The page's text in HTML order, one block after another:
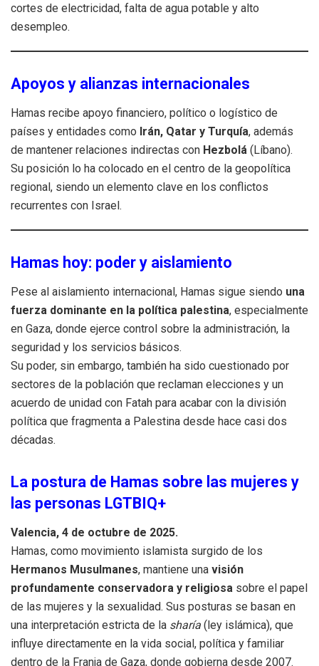
cortes de electricidad, falta de agua potable y alto
desempleo.
Apoyos y alianzas internacionales
Hamas recibe apoyo financiero, político o logístico de
países y entidades como Irán, Qatar y Turquía, además
de mantener relaciones indirectas con Hezbolá (Líbano).
Su posición lo ha colocado en el centro de la geopolítica
regional, siendo un elemento clave en los conflictos
recurrentes con Israel.
Hamas hoy: poder y aislamiento
Pese al aislamiento internacional, Hamas sigue siendo una
fuerza dominante en la política palestina, especialmente
en Gaza, donde ejerce control sobre la administración, la
seguridad y los servicios básicos.
Su poder, sin embargo, también ha sido cuestionado por
sectores de la población que reclaman elecciones y un
acuerdo de unidad con Fatah para acabar con la división
política que fragmenta a Palestina desde hace casi dos
décadas.
La postura de Hamas sobre las mujeres y
las personas LGTBIQ+
Valencia, 4 de octubre de 2025.
Hamas, como movimiento islamista surgido de los
Hermanos Musulmanes, mantiene una visión
profundamente conservadora y religiosa sobre el papel
de las mujeres y la sexualidad. Sus posturas se basan en
una interpretación estricta de la sharía (ley islámica), que
influye directamente en la vida social, política y familiar
dentro de la Franja de Gaza, donde gobierna desde 2007.